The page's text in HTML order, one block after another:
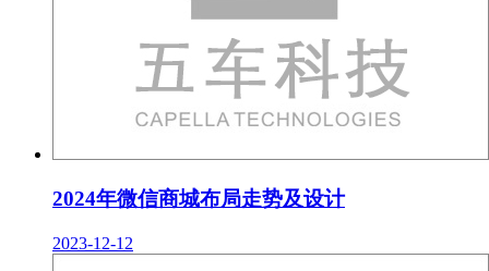
2024年微信商城布局走势及设计
2023-12-12